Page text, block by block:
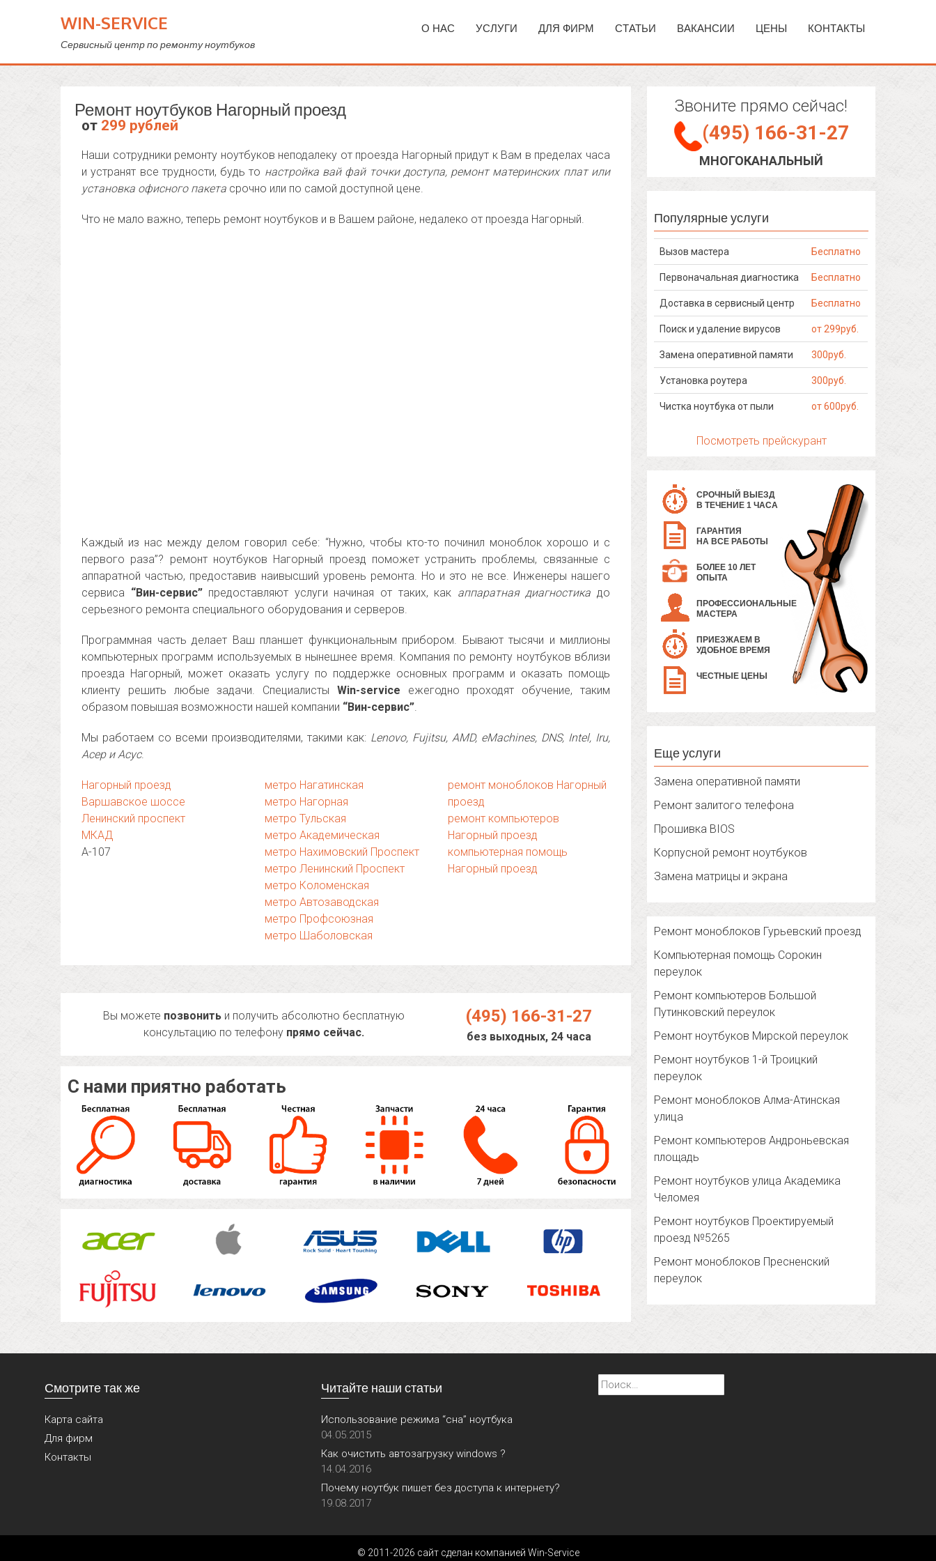
WIN-SERVICE
Сервисный центр по ремонту ноутбуков
О НАС УСЛУГИ ДЛЯ ФИРМ СТАТЬИ ВАКАНСИИ ЦЕНЫ КОНТАКТЫ
Ремонт ноутбуков Нагорный проезд
от 299 рублей
Наши сотрудники ремонту ноутбуков неподалеку от проезда Нагорный придут к Вам в пределах часа
и устранят все трудности, будь то настройка вай фай точки доступа, ремонт материнских плат или
установка офисного пакета срочно или по самой доступной цене.
Что не мало важно, теперь ремонт ноутбуков и в Вашем районе, недалеко от проезда Нагорный.
Каждый из нас между делом говорил себе: “Нужно, чтобы кто-то починил моноблок хорошо и с
первого раза”? ремонт ноутбуков Нагорный проезд поможет устранить проблемы, связанные с
аппаратной частью, предоставив наивысший уровень ремонта. Но и это не все. Инженеры нашего
сервиса “Вин-сервис”предоставляют услуги начиная от таких, как аппаратная диагностика до
серьезного ремонта специального оборудования и серверов.
Программная часть делает Ваш планшет функциональным прибором. Бывают тысячи и миллионы
компьютерных программ используемых в нынешнее время. Компания по ремонту ноутбуков вблизи
проезда Нагорный, может оказать услугу по поддержке основных программ и оказать помощь
клиенту решить любые задачи. Специалисты Win-service ежегодно проходят обучение, таким
образом повышая возможности нашей компании “Вин-сервис”.
Мы работаем со всеми производителями, такими как: Lenovo, Fujitsu, AMD, eMachines, DNS, Intel, Iru,
Асер и Асус.
Нагорный проезд
Варшавское шоссе
Ленинский проспект
МКАД
А-107
метро Нагатинская
метро Нагорная
метро Тульская
метро Академическая
метро Нахимовский Проспект
метро Ленинский Проспект
метро Коломенская
метро Автозаводская
метро Профсоюзная
метро Шаболовская
ремонт моноблоков Нагорный
проезд
ремонт компьютеров
Нагорный проезд
компьютерная помощь
Нагорный проезд
Вы можете позвонить и получить абсолютно бесплатную
консультацию по телефону прямо сейчас.
(495) 166-31-27
без выходных, 24 часа
С нами приятно работать
Звоните прямо сейчас!
(495) 166-31-27
МНОГОКАНАЛЬНЫЙ
Популярные услуги
Вызов мастера Бесплатно
Первоначальная диагностика Бесплатно
Доставка в сервисный центр Бесплатно
Поиск и удаление вирусов от 299руб.
Замена оперативной памяти 300руб.
Установка роутера 300руб.
Чистка ноутбука от пыли от 600руб.
Посмотреть прейскурант
СРОЧНЫЙ ВЫЕЗД
В ТЕЧЕНИЕ 1 ЧАСА
ГАРАНТИЯ
НА ВСЕ РАБОТЫ
БОЛЕЕ 10 ЛЕТ
ОПЫТА
ПРОФЕССИОНАЛЬНЫЕ
МАСТЕРА
ПРИЕЗЖАЕМ В
УДОБНОЕ ВРЕМЯ
ЧЕСТНЫЕ ЦЕНЫ
Еще услуги
Замена оперативной памяти
Ремонт залитого телефона
Прошивка BIOS
Корпусной ремонт ноутбуков
Замена матрицы и экрана
Ремонт моноблоков Гурьевский проезд
Компьютерная помощь Сорокин
переулок
Ремонт компьютеров Большой
Путинковский переулок
Ремонт ноутбуков Мирской переулок
Ремонт ноутбуков 1-й Троицкий
переулок
Ремонт моноблоков Алма-Атинская
улица
Ремонт компьютеров Андроньевская
площадь
Ремонт ноутбуков улица Академика
Челомея
Ремонт ноутбуков Проектируемый
проезд №5265
Ремонт моноблоков Пресненский
переулок
Смотрите так же
Карта сайта
Для фирм
Контакты
Читайте наши статьи
Использование режима “сна” ноутбука
04.05.2015
Как очистить автозагрузку windows ?
14.04.2016
Почему ноутбук пишет без доступа к интернету?
19.08.2017
Найти:
© 2011-2026 сайт сделан компанией Win-Service